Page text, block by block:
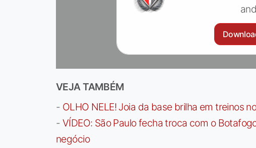
VEJA TAMBÉM
- OLHO NELE! Joia da base brilha em treinos
- VÍDEO: São Paulo fecha troca com o
negócio